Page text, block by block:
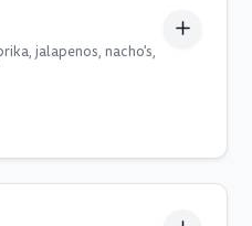
jalapenos, nacho's,